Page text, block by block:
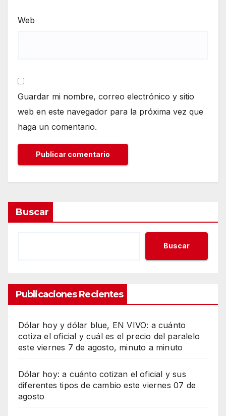
Web
Guardar mi nombre, correo electrónico y sitio
web en este navegador para la próxima vez que
haga un comentario.
Buscar
Buscar
Publicaciones Recientes
Dólar hoy y dólar blue, EN VIVO: a cuánto
cotiza el oficial y cuál es el precio del paralelo
este viernes 7 de agosto, minuto a minuto
Dólar hoy: a cuánto cotizan el oficial y sus
diferentes tipos de cambio este viernes 07 de
agosto